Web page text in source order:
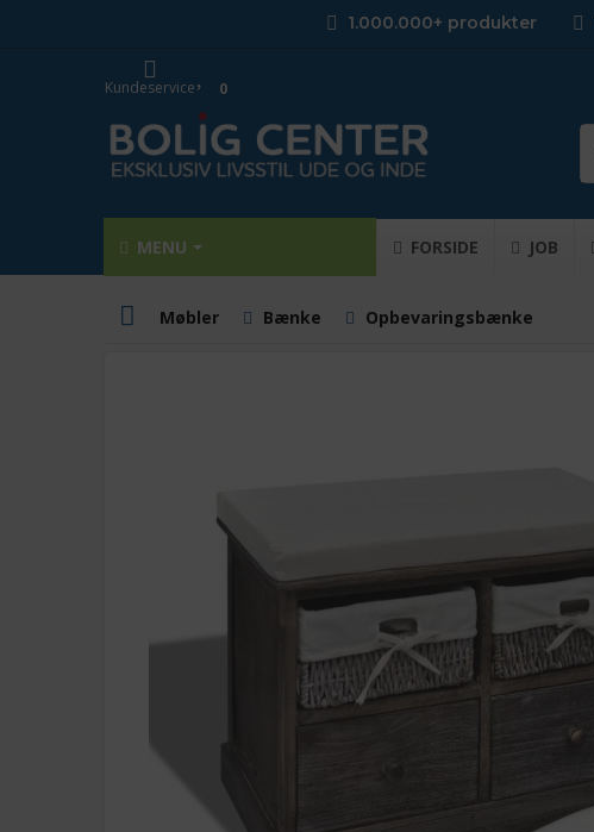
1.000.000+ produkter
Kundeservice 0
MENU FORSIDE JOB
Møbler Bænke Opbevaringsbænke